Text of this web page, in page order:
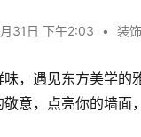
31日 下午2:03 • 装
味，遇见东方美学
意，点亮你的墙面